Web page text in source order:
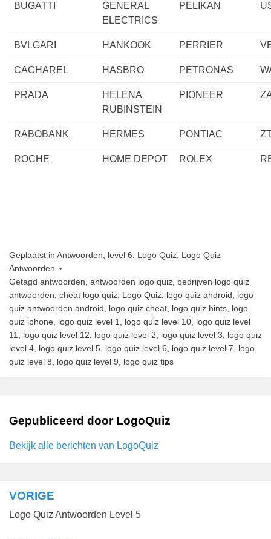
BUGATTI
GENERAL
ELECTRICS
PELIKAN
BVLGARI HANKOOK PERRIER
CACHAREL HASBRO PETRONAS
PRADA
HELENA
RUBINSTEIN
PIONEER
RABOBANK HERMES PONTIAC
ROCHE HOME DEPOT ROLEX
Geplaatst in Antwoorden, level 6, Logo Quiz, Logo Quiz
Antwoorden
Getagd antwoorden, antwoorden logo quiz, bedrijven logo quiz
antwoorden, cheat logo quiz, Logo Quiz, logo quiz android, logo
quiz antwoorden android, logo quiz cheat, logo quiz hints, logo
quiz iphone, logo quiz level 1, logo quiz level 10, logo quiz level
11, logo quiz level 12, logo quiz level 2, logo quiz level 3, logo quiz
level 4, logo quiz level 5, logo quiz level 6, logo quiz level 7, logo
quiz level 8, logo quiz level 9, logo quiz tips
Gepubliceerd door LogoQuiz
Bekijk alle berichten van LogoQuiz
Bericht
navigatie
VORIGE
Logo Quiz Antwoorden Level 5